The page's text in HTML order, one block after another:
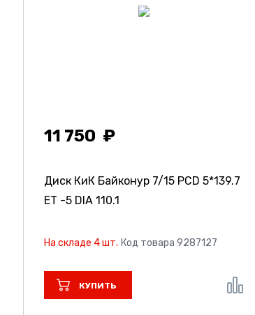
11 750
Диск КиК Байконур 7/15 PCD 5*139.7
ET -5 DIA 110.1
На складе 4 шт. Код товара 9287127
КУПИТЬ